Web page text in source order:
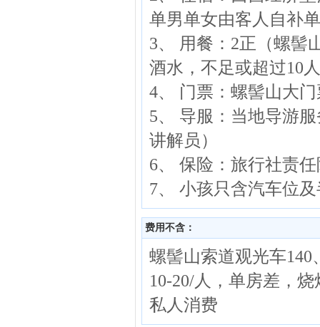
单男单女由客人自补
3、 用餐：2正（螺髻
酒水，不足或超过10
4、 门票：螺髻山大
5、 导服：当地导游
讲解员）
6、 保险：旅行社责
7、 小孩只含汽车位
费用不含：
螺髻山索道观光车
10-20/人，单房差，
私人消费